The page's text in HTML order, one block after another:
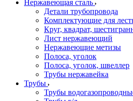
Нержавеющая сталь
Детали трубопровода
Комплектующие для
Круг, квадрат,
Лист нержавеющий
Нержавеющие метизы
Полоса, уголок
Полоса, уголок, швеллер
Трубы нержавейка
Трубы
Трубы